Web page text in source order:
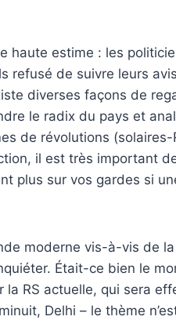
haute estime : les
refusé de suivre leurs
diverses façons de
le radix du pays et
de révolutions (solaires-
il est très important
plus sur vos gardes si
moderne vis-à-vis de
Était-ce bien le
RS actuelle, qui sera
Delhi – le thème